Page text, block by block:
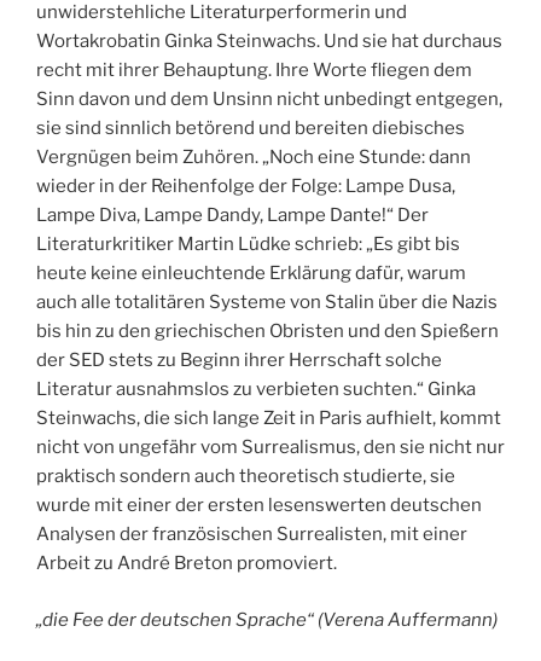
unwiderstehliche Literaturperformerin und
Wortakrobatin Ginka Steinwachs. Und sie hat durchaus
recht mit ihrer Behauptung. Ihre Worte fliegen dem
Sinn davon und dem Unsinn nicht unbedingt entgegen,
sie sind sinnlich betörend und bereiten diebisches
Vergnügen beim Zuhören. „Noch eine Stunde: dann
wieder in der Reihenfolge der Folge: Lampe Dusa,
Lampe Diva, Lampe Dandy, Lampe Dante!“ Der
Literaturkritiker Martin Lüdke schrieb: „Es gibt bis
heute keine einleuchtende Erklärung dafür, warum
auch alle totalitären Systeme von Stalin über die Nazis
bis hin zu den griechischen Obristen und den Spießern
der SED stets zu Beginn ihrer Herrschaft solche
Literatur ausnahmslos zu verbieten suchten.“ Ginka
Steinwachs, die sich lange Zeit in Paris aufhielt, kommt
nicht von ungefähr vom Surrealismus, den sie nicht nur
praktisch sondern auch theoretisch studierte, sie
wurde mit einer der ersten lesenswerten deutschen
Analysen der französischen Surrealisten, mit einer
Arbeit zu André Breton promoviert.
„die Fee der deutschen Sprache“ (Verena Auffermann)